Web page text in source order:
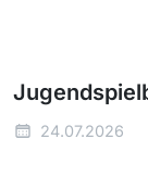
24.07.2026